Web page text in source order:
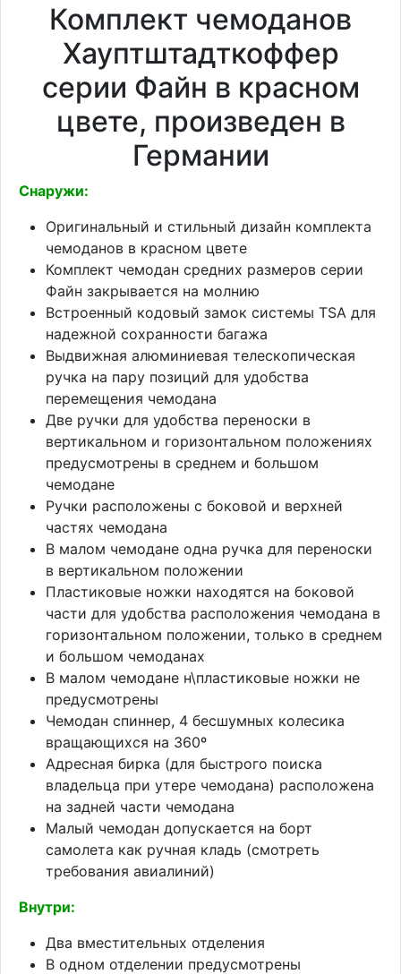
Комплект чемоданов
Хауптштадткоффер
серии Файн в красном
цвете, произведен в
Германии
Снаружи:
Оригинальный и стильный дизайн комплекта
чемоданов в красном цвете
Комплект чемодан средних размеров серии
Файн закрывается на молнию
Встроенный кодовый замок системы TSA для
надежной сохранности багажа
Выдвижная алюминиевая телескопическая
ручка на пару позиций для удобства
перемещения чемодана
Две ручки для удобства переноски в
вертикальном и горизонтальном положениях
предусмотрены в среднем и большом
чемодане
Ручки расположены с боковой и верхней
частях чемодана
В малом чемодане одна ручка для переноски
в вертикальном положении
Пластиковые ножки находятся на боковой
части для удобства расположения чемодана в
горизонтальном положении, только в среднем
и большом чемоданах
В малом чемодане н\пластиковые ножки не
предусмотрены
Чемодан спиннер, 4 бесшумных колесика
вращающихся на 360º
Адресная бирка (для быстрого поиска
владельца при утере чемодана) расположена
на задней части чемодана
Малый чемодан допускается на борт
самолета как ручная кладь (смотреть
требования авиалиний)
Внутри:
Два вместительных отделения
В одном отделении предусмотрены